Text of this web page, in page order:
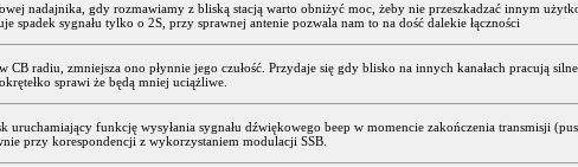
nadajnika, gdy rozmawiamy z bliską stacją warto obniżyć moc, żeby nie przeszkadzać innym
spadek sygnału tylko o 2S, przy sprawnej antenie pozwala nam to na dość dalekie łączności
CB radiu, zmniejsza ono płynnie jego czułość. Przydaje się gdy blisko na innych kanałach pracują
sprawi że będą mniej uciążliwe.
uruchamiający funkcję wysyłania sygnału dźwiękowego beep w momencie zakończenia transmisji
przy korespondencji z wykorzystaniem modulacji SSB.